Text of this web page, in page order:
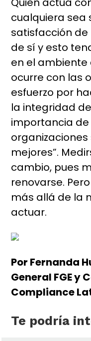
cualquiera sea
satisfacción
de sí y esto
en el ambiente
ocurre con las
esfuerzo por
la integridad
importancia
mejores”.
cambio, pues
renovarse.
más allá de la
actuar.
Por Fernanda
General FGE y
Compliance
Te podría